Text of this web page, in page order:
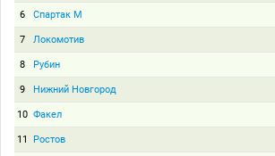
6 Спартак М
7 Локомотив
8 Рубин
9 Нижний Новгород
10 Факел
11 Ростов